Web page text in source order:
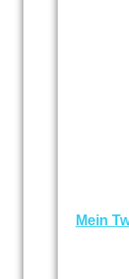
Mein